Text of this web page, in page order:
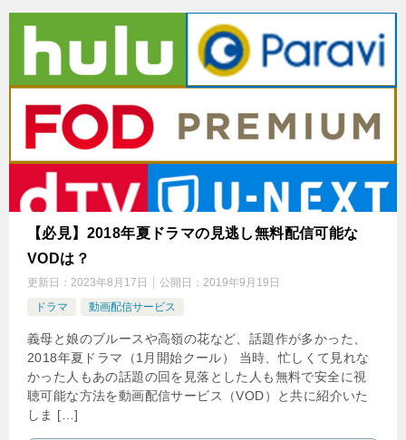
【必見】2018年夏ドラマの見逃し無料配信可能な
VODは？
更新日： 2023年8月17日 公開日： 2019年9月19日
ドラマ
動画配信サービス
義母と娘のブルースや高嶺の花など、話題作が多かった、
2018年夏ドラマ（1月開始クール） 当時、忙しくて見れな
かった人もあの話題の回を見落とした人も無料で安全に視
聴可能な方法を動画配信サービス（VOD）と共に紹介いた
しま […]